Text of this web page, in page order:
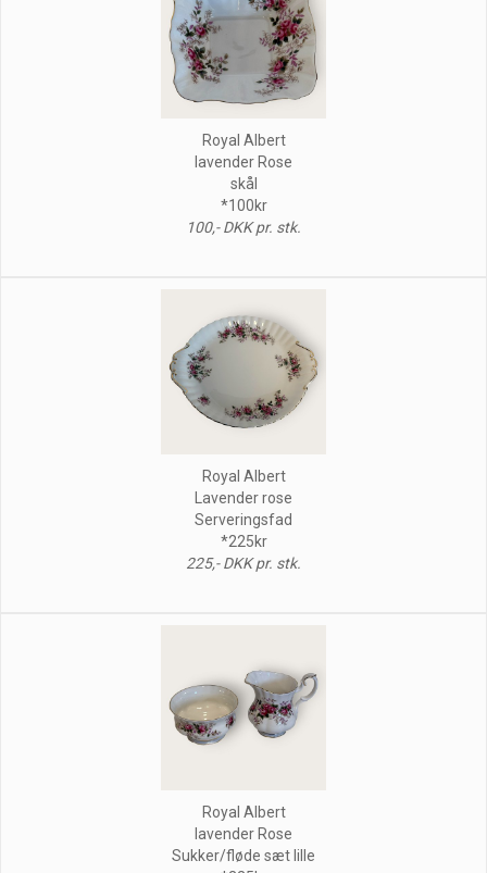
Royal Albert
lavender Rose
skål
*100kr
100,- DKK pr. stk.
Royal Albert
Lavender rose
Serveringsfad
*225kr
225,- DKK pr. stk.
Royal Albert
lavender Rose
Sukker/fløde sæt lille